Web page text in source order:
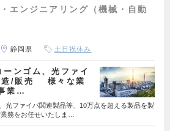
エンジニアリング（機械・自動
静岡県 土日祝休み
ンゴム、光ファイ
造/販売 様々な業
業…
光ファイバ関連製品等、10万点を超える製品を製
務をお任せいたしま…